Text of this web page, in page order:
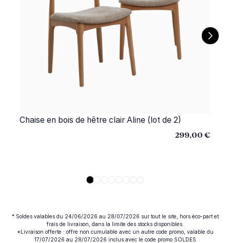
Chaise en bois de hêtre clair Aline (lot de 2)
299,00 €
* Soldes valables du 24/06/2026 au 28/07/2026 sur tout le site, hors éco-part et
frais de livraison, dans la limite des stocks disponibles.
*Livraison offerte : offre non cumulable avec un autre code promo, valable du
17/07/2026 au 28/07/2026 inclus avec le code promo SOLDES